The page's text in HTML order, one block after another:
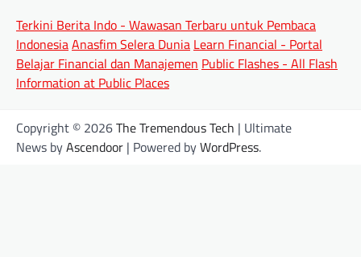
Terkini Berita Indo - Wawasan Terbaru untuk Pembaca
IndonesiaAnasfim Selera Dunia Learn Financial - Portal
Belajar Financial dan Manajemen Public Flashes - All Flash
Information at Public Places
Copyright © 2026The Tremendous Tech | Ultimate
News byAscendoor | Powered byWordPress.